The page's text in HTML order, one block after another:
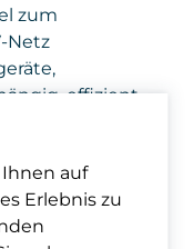
zum
Netz
effizient
Auch
auf
Erlebnis zu